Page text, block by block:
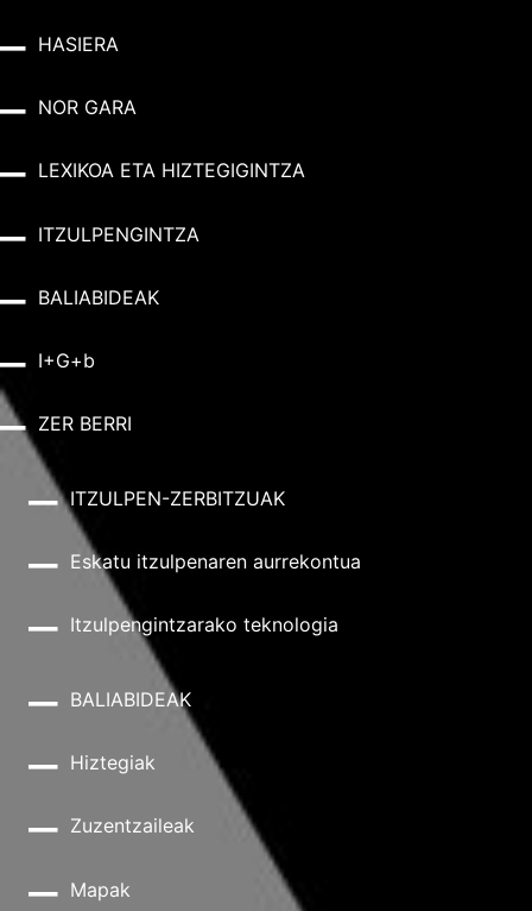
HASIERA
NOR GARA
LEXIKOA ETA HIZTEGIGINTZA
ITZULPENGINTZA
BALIABIDEAK
I+G+b
ZER BERRI
ITZULPEN-ZERBITZUAK
Eskatu itzulpenaren aurrekontua
Itzulpengintzarako teknologia
BALIABIDEAK
Hiztegiak
Zuzentzaileak
Mapak